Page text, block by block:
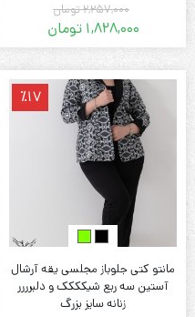
2,257,000تومان
قیمت
اصلی:
2,257,000 تومان
بود.
1,828,000 تومان
قیمت
فعلی:
1,828,000 تومان.
٪17
مانتو کتی جلوباز مجلسی یقه آرشال
آستین سه ربع شیکککک و دلبرررر
زنانه سایز بزرگ